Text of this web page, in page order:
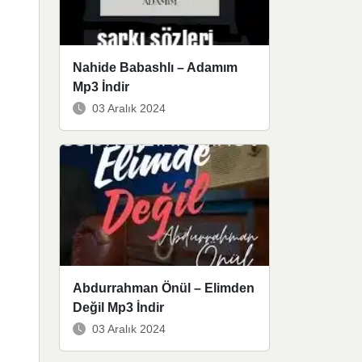
Nahide Babashlı – Adamım
Mp3 İndir
03 Aralık 2024
Abdurrahman Önül – Elimden
Değil Mp3 İndir
03 Aralık 2024